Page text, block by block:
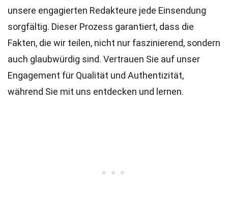
unsere engagierten Redakteure jede Einsendung
sorgfältig. Dieser Prozess garantiert, dass die
Fakten, die wir teilen, nicht nur faszinierend, sondern
auch glaubwürdig sind. Vertrauen Sie auf unser
Engagement für Qualität und Authentizität,
während Sie mit uns entdecken und lernen.